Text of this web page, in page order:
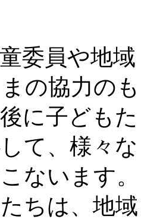
委員や地域
の協力のも
に子どもた
て、様々な
ないます。
ちは、地域